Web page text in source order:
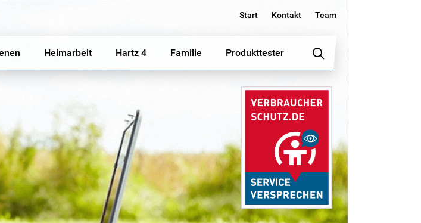
Start Kontakt Team
Heimarbeit Hartz 4 Familie Produkttester